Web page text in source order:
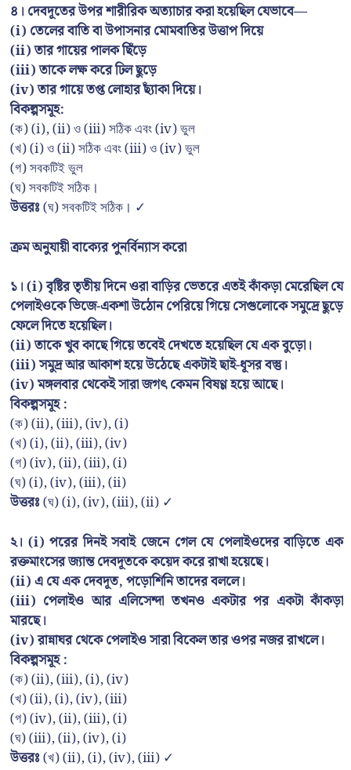
৪। দেবদূতের উপর শারীরিক অত্যাচার করা হয়েছিল যেভাবে—
(i) তেলের বাতি বা উপাসনার মোমবাতির উত্তাপ দিয়ে
(ii) তার গায়ের পালক ছিঁড়ে
(iii) তাকে লক্ষ করে ঢিল ছুড়ে
(iv) তার গায়ে তপ্ত লোহার ছ্যাঁকা দিয়ে।
বিকল্পসমূহ:
(ক) (i), (ii) ও (iii) সঠিক এবং (iv) ভুল
(খ) (i) ও (ii) সঠিক এবং (iii) ও (iv) ভুল
(গ) সবকটিই ভুল
(ঘ) সবকটিই সঠিক।
উত্তরঃ(ঘ) সবকটিই সঠিক। ✓
ক্রম অনুযায়ী বাক্যের পুনর্বিন্যাস করো
১। (i) বৃষ্টির তৃতীয় দিনে ওরা বাড়ির ভেতরে এতই কাঁকড়া মেরেছিল যে
পেলাইওকে ভিজে-একশা উঠোন পেরিয়ে গিয়ে সেগুলোকে সমুদ্রে ছুড়ে
ফেলে দিতে হয়েছিল।
(ii) তাকে খুব কাছে গিয়ে তবেই দেখতে হয়েছিল যে এক বুড়ো।
(iii) সমুদ্র আর আকাশ হয়ে উঠেছে একটাই ছাই-ধূসর বস্তু।
(iv) মঙ্গলবার থেকেই সারা জগৎ কেমন বিষণ্ণ হয়ে আছে।
বিকল্পসমূহ :
(ক) (ii), (iii), (iv), (i)
(খ) (i), (ii), (iii), (iv)
(গ) (iv), (ii), (iii), (i)
(ঘ) (i), (iv), (iii), (ii)
উত্তরঃ(ঘ) (i), (iv), (iii), (ii) ✓
২। (i) পরের দিনই সবাই জেনে গেল যে পেলাইওদের বাড়িতে এক
রক্তমাংসের জ্যান্ত দেবদূতকে কয়েদ করে রাখা হয়েছে।
(ii) এ যে এক দেবদূত, পড়োশিনি তাদের বললে।
(iii) পেলাইও আর এলিসেন্দা তখনও একটার পর একটা কাঁকড়া
মারছে।
(iv) রান্নাঘর থেকে পেলাইও সারা বিকেল তার ওপর নজর রাখলে।
বিকল্পসমূহ :
(ক) (ii), (iii), (i), (iv)
(খ) (ii), (i), (iv), (iii)
(গ) (iv), (ii), (iii), (i)
(ঘ) (iii), (ii), (iv), (i)
উত্তরঃ(খ) (ii), (i), (iv), (iii) ✓